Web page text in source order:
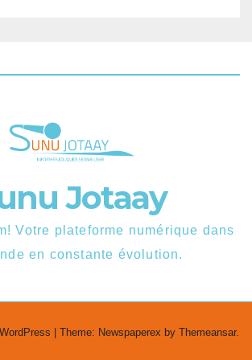
Jotaay
Votre plateforme numérique dans
en constante évolution.
| Theme: Newspaperex by Themeansar.